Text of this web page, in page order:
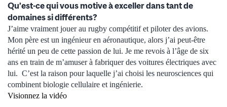
Qu’est-ce qui vous motive à exceller dans tant de
domaines si différents?
J’aime vraiment jouer au rugby compétitif et piloter des avions.
Mon père est un ingénieur en aéronautique, alors j’ai peut-être
hérité un peu de cette passion de lui. Je me revois à l’âge de six
ans en train de m’amuser à fabriquer des voitures électriques avec
lui. C’est la raison pour laquelle j’ai choisi les neurosciences qui
combinent biologie cellulaire et ingénierie.
Visionnez la vidéo